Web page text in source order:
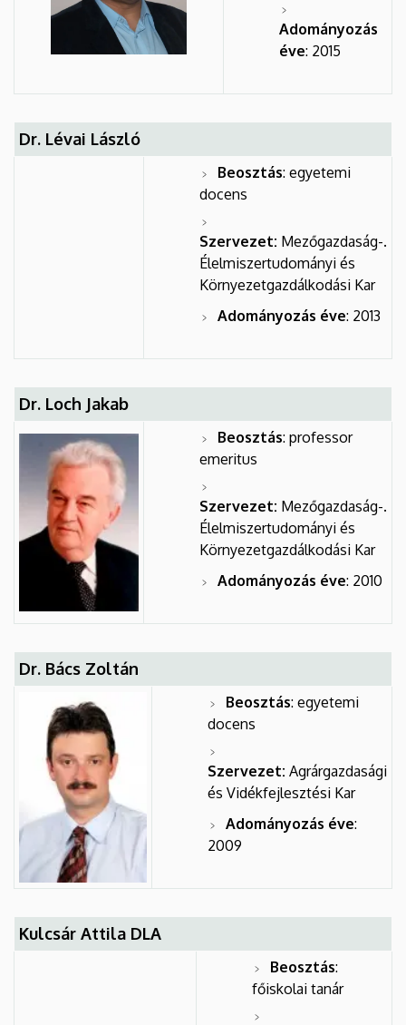
Adományozás
éve: 2015
Dr. Lévai László
Beosztás: egyetemi
docens
Szervezet: Mezőgazdaság-.
Élelmiszertudományi és
Környezetgazdálkodási Kar
Adományozás éve: 2013
Dr. Loch Jakab
Beosztás: professor
emeritus
Szervezet: Mezőgazdaság-.
Élelmiszertudományi és
Környezetgazdálkodási Kar
Adományozás éve: 2010
Dr. Bács Zoltán
Beosztás: egyetemi
docens
Szervezet: Agrárgazdasági
és Vidékfejlesztési Kar
Adományozás éve:
2009
Kulcsár Attila DLA
Beosztás:
főiskolai tanár